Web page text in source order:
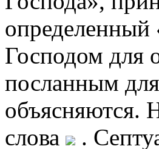
определенный
Господом для
посланным для
объясняются.
слова
.